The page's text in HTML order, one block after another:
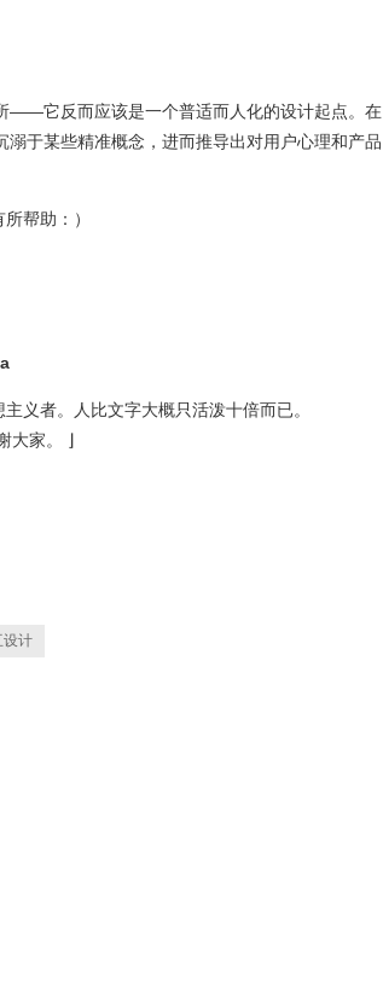
——它反而应该是一个普适而人化的设计起点。在
于某些精准概念，进而推导出对用户心理和产品
帮助：）
义者。人比文字大概只活泼十倍而已。
大家。 ⌋
设计